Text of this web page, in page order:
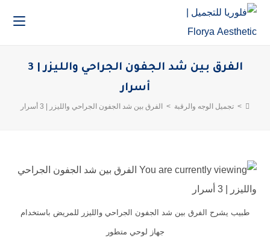
الفرق بين شد الجفون الجراحي والليزر | 3
أسرار
> تجميل الوجه والرقبة > الفرق بين شد الجفون الجراحي والليزر | 3 أسرار
طبيب يشرح الفرق بين شد الجفون الجراحي والليزر للمريض باستخدام
جهاز لوحي متطور